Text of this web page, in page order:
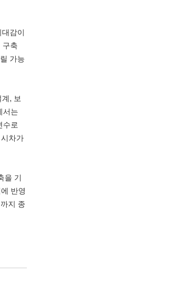
감이
구축
가능
, 보
서는
수로
차가
을 기
반영
지 종